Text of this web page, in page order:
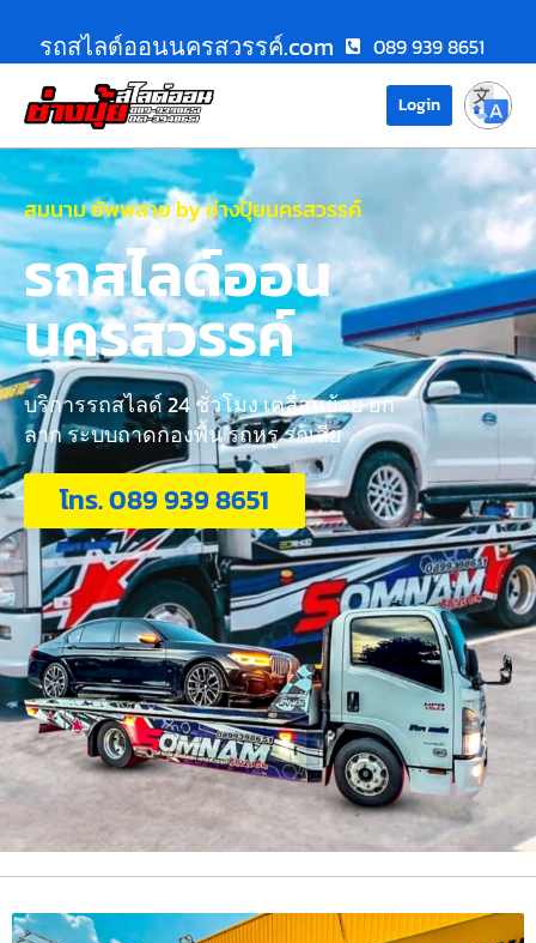
รถสไลด์ออนนครสวรรค์.com 089 939 8651
Login
สมนาม ซัพพลาย by ช่างปุ้ยนครสวรรค์
รถสไลด์ออน
นครสวรรค์
บริการรถสไลด์ 24 ชั่วโมง เคลื่อนย้าย ยก
ลาก ระบบถาดกองพื้น รถหรู รถเสีย
โทร. 089 939 8651